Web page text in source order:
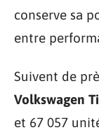
conserve sa
entre
Suivent de
Volkswagen
et 67 057